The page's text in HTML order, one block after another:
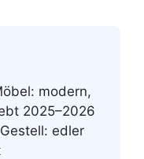
modern,
2025–2026
edler